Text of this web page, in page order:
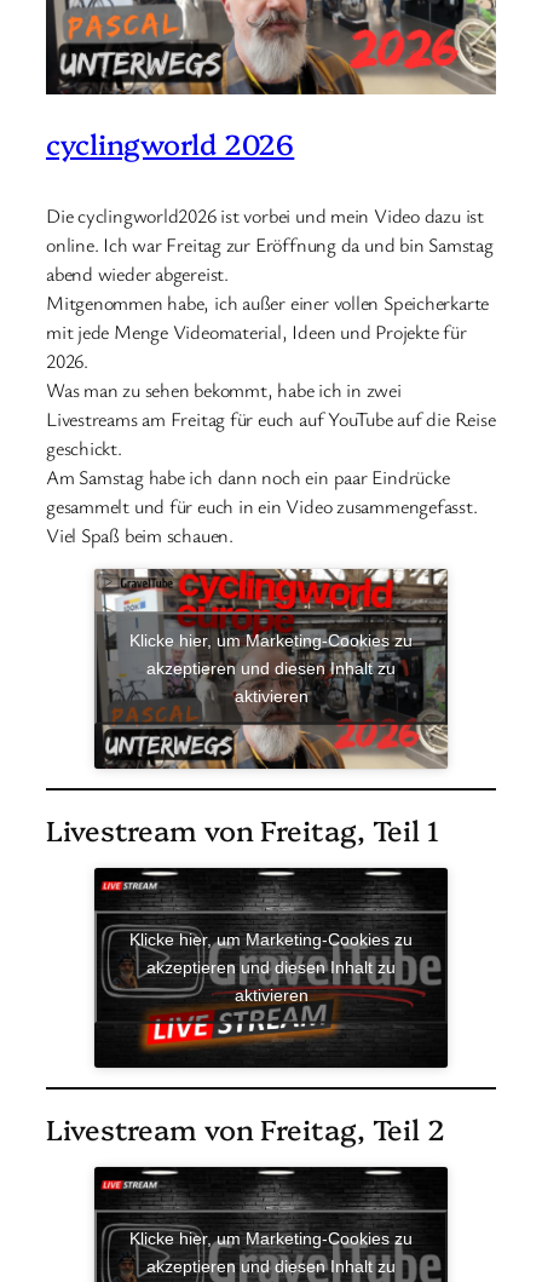
cyclingworld 2026
Die cyclingworld2026 ist vorbei und mein Video dazu ist
online. Ich war Freitag zur Eröffnung da und bin Samstag
abend wieder abgereist.
Mitgenommen habe, ich außer einer vollen Speicherkarte
mit jede Menge Videomaterial, Ideen und Projekte für
2026.
Was man zu sehen bekommt, habe ich in zwei
Livestreams am Freitag für euch auf YouTube auf die Reise
geschickt.
Am Samstag habe ich dann noch ein paar Eindrücke
gesammelt und für euch in ein Video zusammengefasst.
Viel Spaß beim schauen.
Klicke hier, um Marketing-Cookies zu
akzeptieren und diesen Inhalt zu
aktivieren
Livestream von Freitag, Teil 1
Klicke hier, um Marketing-Cookies zu
akzeptieren und diesen Inhalt zu
aktivieren
Livestream von Freitag, Teil 2
Klicke hier, um Marketing-Cookies zu
akzeptieren und diesen Inhalt zu